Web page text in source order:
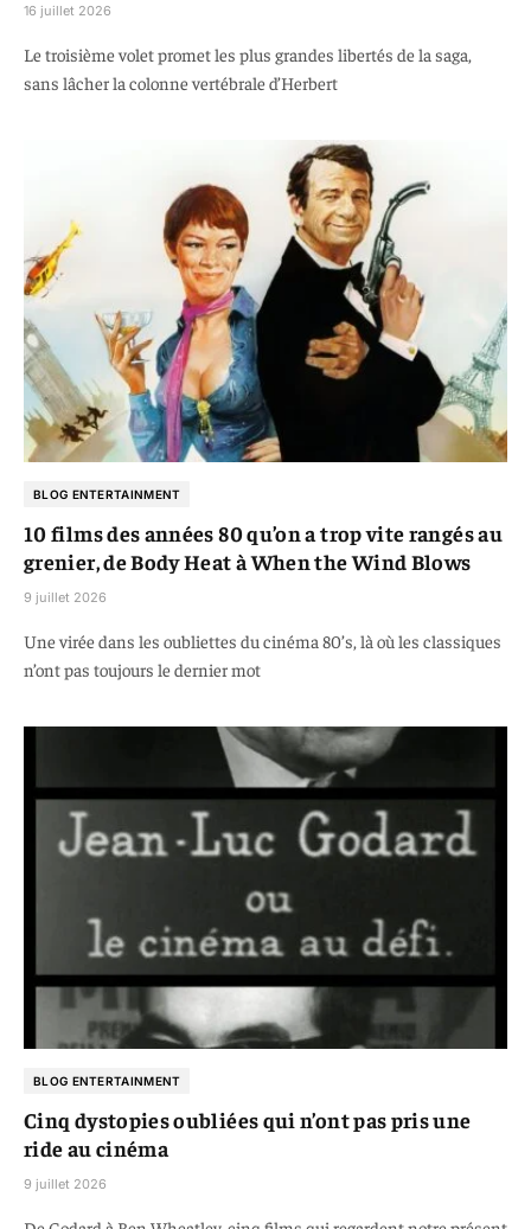
16 juillet 2026
Le troisième volet promet les plus grandes libertés de la saga,
sans lâcher la colonne vertébrale d’Herbert
BLOG ENTERTAINMENT
10 films des années 80 qu’on a trop vite rangés au
grenier, de Body Heat à When the Wind Blows
9 juillet 2026
Une virée dans les oubliettes du cinéma 80’s, là où les classiques
n’ont pas toujours le dernier mot
BLOG ENTERTAINMENT
Cinq dystopies oubliées qui n’ont pas pris une
ride au cinéma
9 juillet 2026